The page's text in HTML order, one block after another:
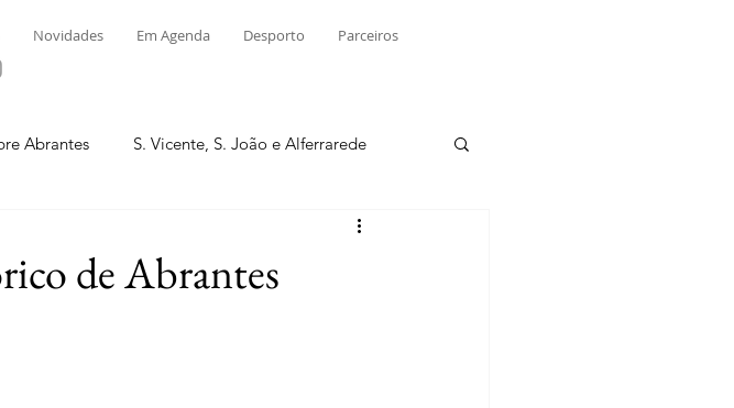
Novidades Em Agenda Desporto Parceiros
Abrantes S. Vicente, S. João e Alferrarede
de Abrantes